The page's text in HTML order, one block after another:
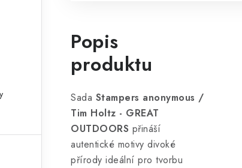
Popis
produktu
Sada Stampers anonymous /
Tim Holtz - GREAT
OUTDOORS přináší
autentické motivy divoké
přírody ideální pro tvorbu